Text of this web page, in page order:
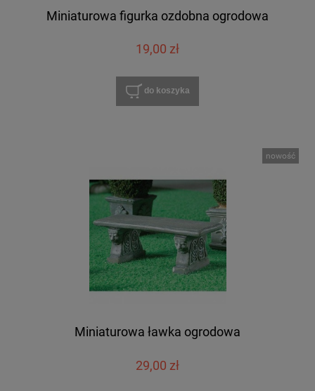
Miniaturowa figurka ozdobna ogrodowa
19,00 zł
do koszyka
Miniaturowa ławka ogrodowa
29,00 zł
nowość